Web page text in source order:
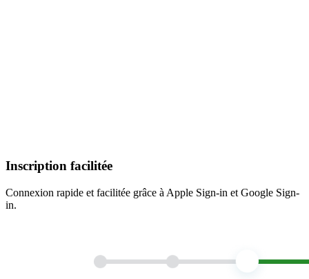
Inscription facilitée
Connexion rapide et facilitée grâce à Apple Sign-in et Google Sign-
in.